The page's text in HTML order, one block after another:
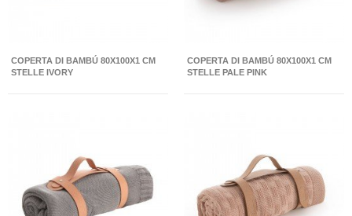
COPERTA DI BAMBÚ 80X100X1 CM
STELLE IVORY
COPERTA DI BAMBÚ 80X100X1 CM
STELLE PALE PINK